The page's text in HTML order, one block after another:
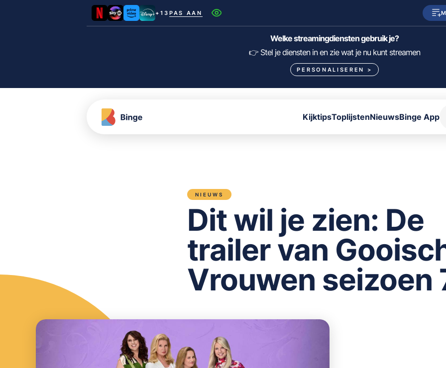
+13 PAS AAN
Netflix SkyShowtime Prime Video
HBO Max NPO Start
Pathé Thuis
Welke streamingdiensten gebruik je?
👉 Stel je diensten in en zie wat je nu kunt streamen
PERSONALISEREN >
KijktipsToplijstenNieuwsBinge App
NIEUWS
Dit wil je zien: De
trailer van
Vrouwen seizoen